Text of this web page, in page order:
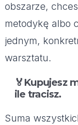
obszarze,
metodykę albo
jednym,
warsztatu.
🏅Kupujesz
ile tracisz.
Suma